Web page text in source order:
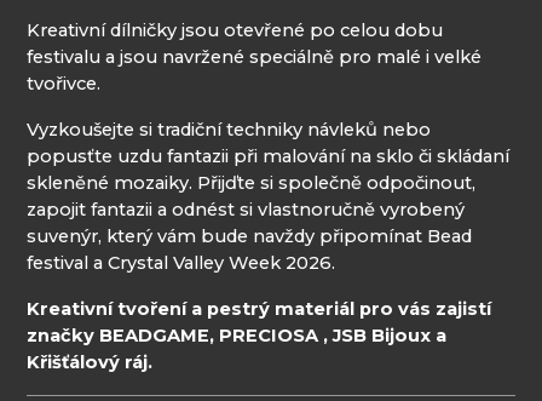
Kreativní dílničky jsou otevřené po celou dobu
festivalu a jsou navržené speciálně pro malé i velké
tvořivce.
Vyzkoušejte si tradiční techniky návleků nebo
popusťte uzdu fantazii při malování na sklo či skládaní
skleněné mozaiky. Přijďte si společně odpočinout,
zapojit fantazii a odnést si vlastnoručně vyrobený
suvenýr, který vám bude navždy připomínat Bead
festival a Crystal Valley Week 2026.
Kreativní tvoření a pestrý materiál pro vás zajistí
značky BEADGAME, PRECIOSA , JSB Bijoux a
Křišťálový ráj.